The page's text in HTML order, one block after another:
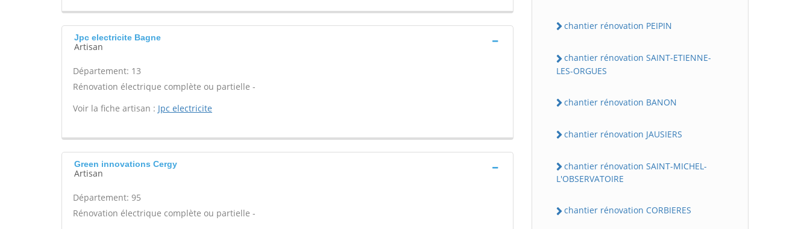
Jpc electricite Bagne
Artisan
Département: 13
Rénovation électrique complète ou partielle -
Voir la fiche artisan : Jpc electricite
Green innovations Cergy
Artisan
Département: 95
Rénovation électrique complète ou partielle -
chantier rénovation PEIPIN
chantier rénovation SAINT-ETIENNE-
LES-ORGUES
chantier rénovation BANON
chantier rénovation JAUSIERS
chantier rénovation SAINT-MICHEL-
L'OBSERVATOIRE
chantier rénovation CORBIERES